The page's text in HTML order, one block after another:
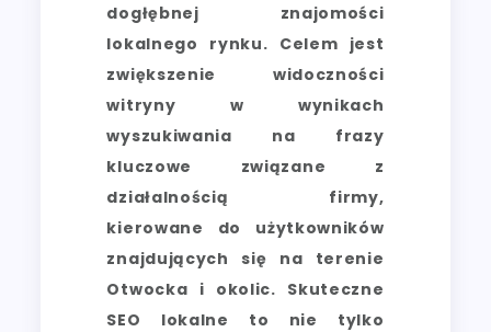
dogłębnej znajomości
lokalnego rynku. Celem jest
zwiększenie widoczności
witryny w wynikach
wyszukiwania na frazy
kluczowe związane z
działalnością firmy,
kierowane do użytkowników
znajdujących się na terenie
Otwocka i okolic. Skuteczne
SEO lokalne to nie tylko